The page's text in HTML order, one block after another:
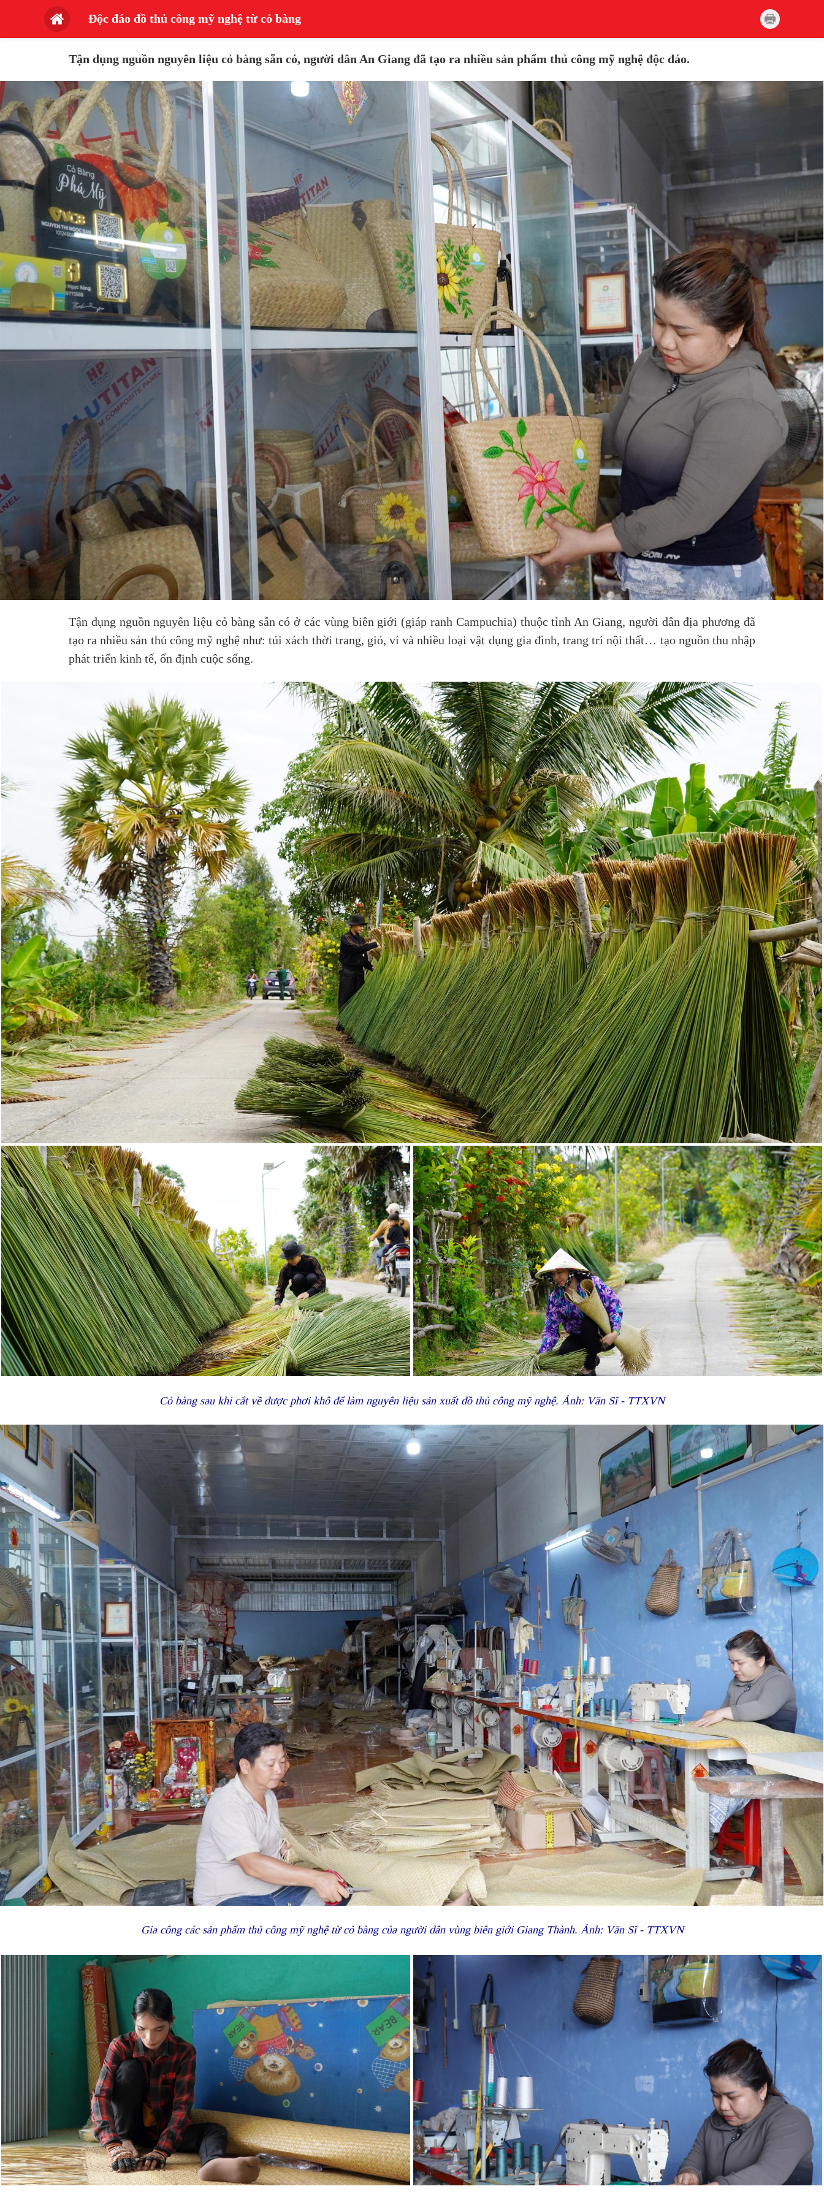
Độc đáo đồ thủ công mỹ nghệ từ cỏ bàng
Tận dụng nguồn nguyên liệu cỏ bàng sẵn có, người dân An Giang đã tạo ra nhiều sản phẩm thủ công mỹ nghệ độc đáo.
Tận dụng nguồn nguyên liệu cỏ bàng sẵn có ở các vùng biên giới (giáp ranh Campuchia) thuộc tỉnh An Giang, người dân địa phương đã
tạo ra nhiều sản thủ công mỹ nghệ như: túi xách thời trang, giỏ, ví và nhiều loại vật dụng gia đình, trang trí nội thất… tạo nguồn thu nhập
phát triển kinh tế, ổn định cuộc sống.
Cỏ bàng sau khi cắt về được phơi khô để làm nguyên liệu sản xuất đồ thủ công mỹ nghệ. Ảnh: Văn Sĩ - TTXVN
Gia công các sản phẩm thủ công mỹ nghệ từ cỏ bàng của người dân vùng biên giới Giang Thành. Ảnh: Văn Sĩ - TTXVN